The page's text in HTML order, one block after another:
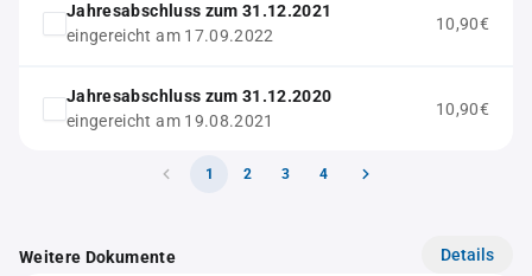
Jahresabschluss zum 31.12.2021
eingereicht am 17.09.2022
10,90€
Jahresabschluss zum 31.12.2020
eingereicht am 19.08.2021
10,90€
1 2 3 4
Weitere Dokumente Details